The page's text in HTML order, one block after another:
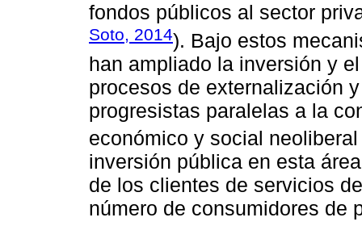
fondos públicos al sector
Soto, 2014). Bajo estos
han ampliado la inversión y
procesos de externalización
progresistas paralelas a la
económico y social neoliberal
inversión pública en esta
de los clientes de servicios
número de consumidores de